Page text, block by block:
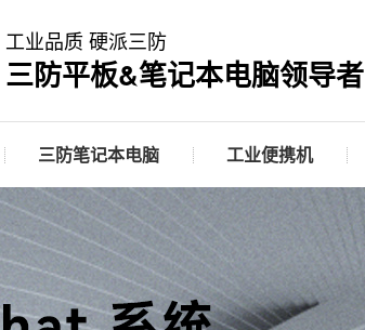
工业品质 硬派三防
三防平板&笔记本电脑领导者
三防笔记本电脑 工业便携机